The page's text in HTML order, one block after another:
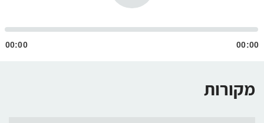
00:00 00:00
מקורות